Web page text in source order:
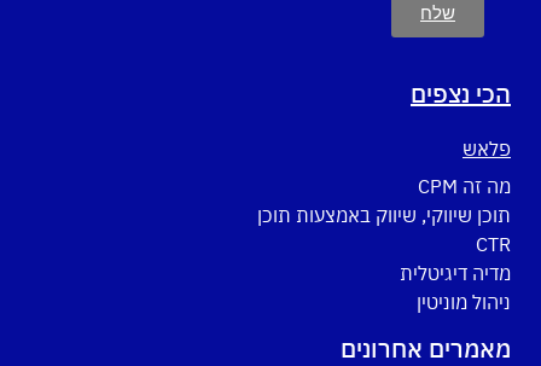
שלח
הכי נצפים
פלאש
מה זה CPM
תוכן שיווקי, שיווק באמצעות תוכן
CTR
מדיה דיגיטלית
ניהול מוניטין
מאמרים אחרונים